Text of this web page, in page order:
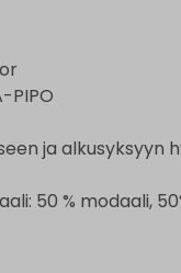
PIPO
ja alkusyksyyn
50 % modaali,